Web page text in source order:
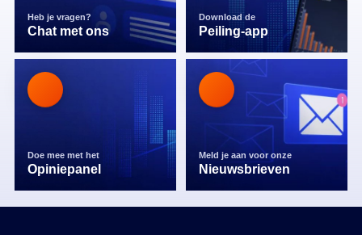
Heb je vragen?
Chat met ons
Download de
Peiling-app
Doe mee met het
Opiniepanel
Meld je aan voor onze
Nieuwsbrieven